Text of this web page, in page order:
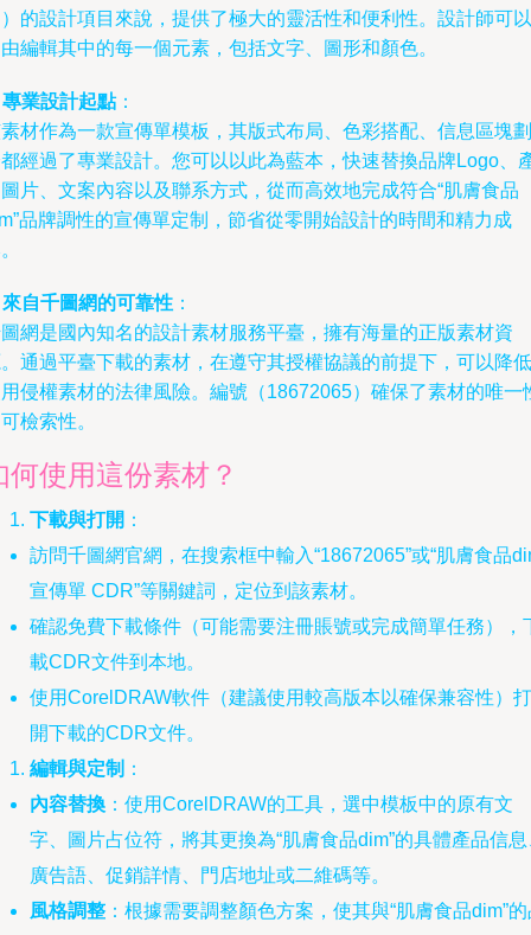
的設計項目來說，提供了極大的靈活性和便利性。設計師可以
編輯其中的每一個元素，包括文字、圖形和顏色。
專業設計起點：
材作為一款宣傳單模板，其版式布局、色彩搭配、信息區塊劃
經過了專業設計。您可以以此為藍本，快速替換品牌Logo、
片、文案內容以及聯系方式，從而高效地完成符合“肌膚食品
品牌調性的宣傳單定制，節省從零開始設計的時間和精力成
來自千圖網的可靠性 ：
網是國內知名的設計素材服務平臺，擁有海量的正版素材資
通過平臺下載的素材，在遵守其授權協議的前提下，可以降低
侵權素材的法律風險。編號（18672065）確保了素材的唯一
檢索性。
何使用這份素材？
下載與打開 ：
訪問千圖網官網，在搜索框中輸入“18672065”或“肌膚食品
宣傳單 CDR”等關鍵詞，定位到該素材。
確認免費下載條件（可能需要注冊賬號或完成簡單任務），
載CDR文件到本地。
使用CorelDRAW軟件（建議使用較高版本以確保兼容性）打
開下載的CDR文件。
編輯與定制 ：
內容替換 ：使用CorelDRAW的工具，選中模板中的原有文
字、圖片占位符，將其更換為“肌膚食品dim”的具體產品信
廣告語、促銷詳情、門店地址或二維碼等。
風格調整 ：根據需要調整顏色方案，使其與“肌膚食品dim”